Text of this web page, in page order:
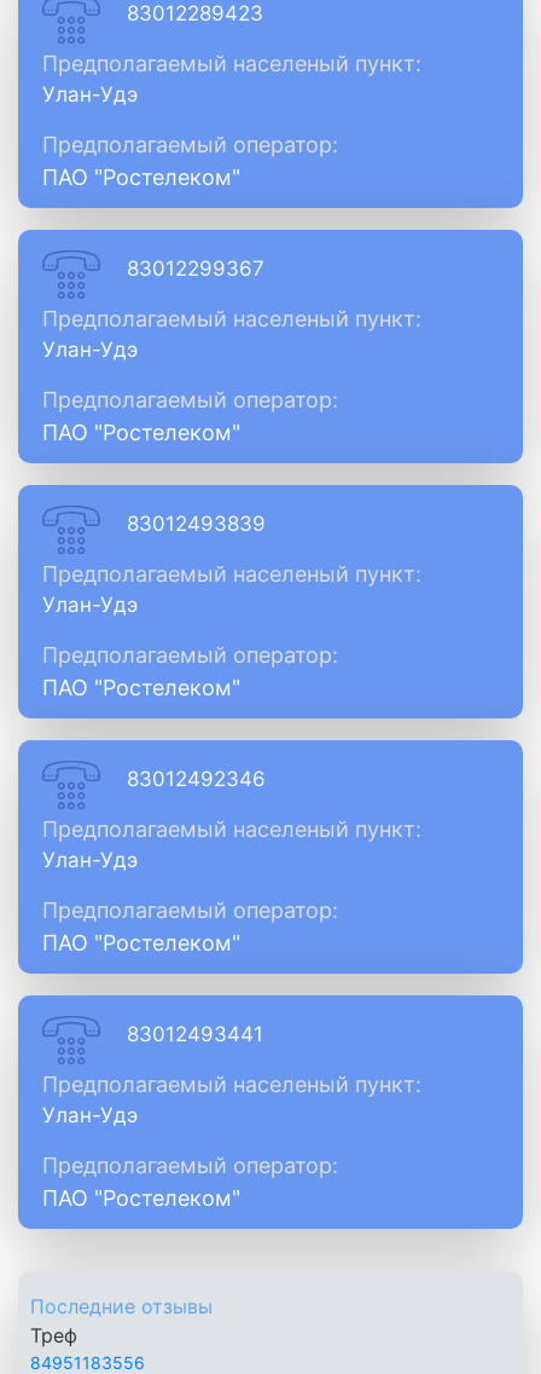
83012289423
Предполагаемый населеный пункт:
Улан-Удэ
Предполагаемый оператор:
ПАО "Ростелеком"
83012299367
Предполагаемый населеный пункт:
Улан-Удэ
Предполагаемый оператор:
ПАО "Ростелеком"
83012493839
Предполагаемый населеный пункт:
Улан-Удэ
Предполагаемый оператор:
ПАО "Ростелеком"
83012492346
Предполагаемый населеный пункт:
Улан-Удэ
Предполагаемый оператор:
ПАО "Ростелеком"
83012493441
Предполагаемый населеный пункт:
Улан-Удэ
Предполагаемый оператор:
ПАО "Ростелеком"
Последние отзывы
Треф
84951183556